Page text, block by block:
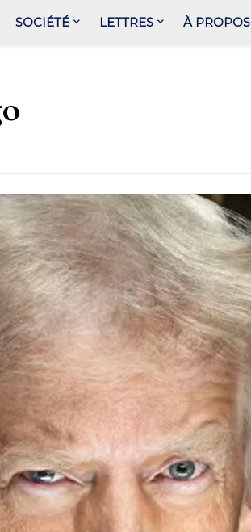
SOCIÉTÉ LETTRES À PROPOS